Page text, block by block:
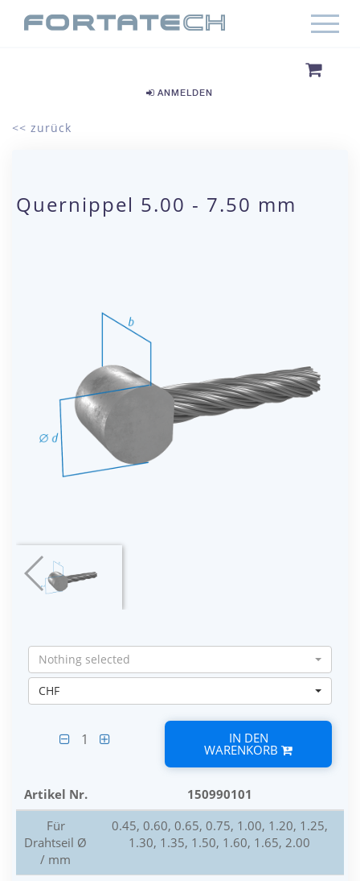
ANMELDEN
<< zurück
Quernippel 5.00 - 7.50 mm
Nothing selected
CHF
1 IN DEN
WARENKORB
Artikel Nr.
150990101
Für
Drahtseil Ø
/ mm
0.45, 0.60, 0.65, 0.75, 1.00, 1.20, 1.25,
1.30, 1.35, 1.50, 1.60, 1.65, 2.00